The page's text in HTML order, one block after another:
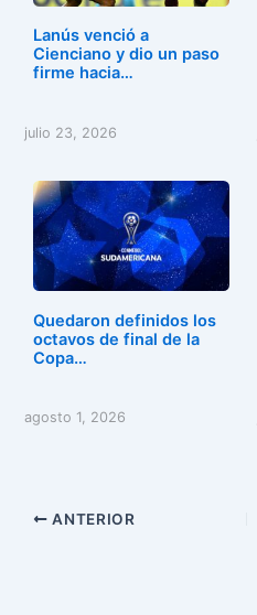
Lanús venció a
Cienciano y dio un paso
firme hacia…
julio 23, 2026
Quedaron definidos los
octavos de final de la
Copa…
agosto 1, 2026
ANTERIOR